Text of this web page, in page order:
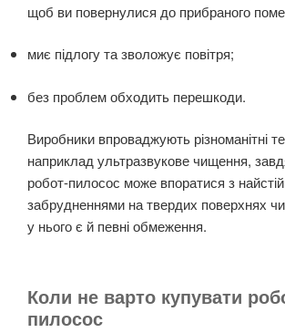
щоб ви повернулися до прибраного
миє підлогу та зволожує повітря;
без проблем обходить перешкоди.
Виробники впроваджують різноманітні
наприклад ультразвукове чищення,
робот-пилосос може впоратися з
забрудненнями на твердих поверхнях
у нього є й певні обмеження.
Коли не варто купувати
пилосос